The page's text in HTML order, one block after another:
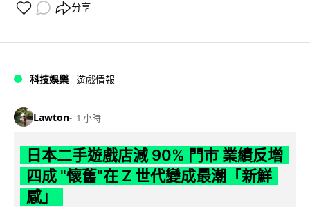
分享
科技娛樂 遊戲情報
Lawton 1 小時
日本二手遊戲店減 90% 門市 業績反增
四成 "懷舊"在 Z 世代變成最潮「新鮮
感」